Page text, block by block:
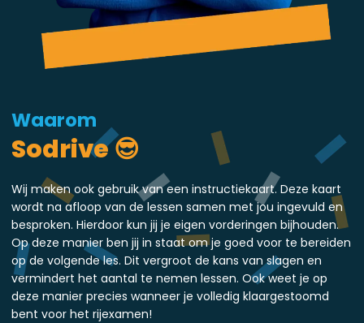
Waarom
Sodrive 😎
Wij maken ook gebruik van een instructiekaart. Deze kaart
wordt na afloop van de lessen samen met jou ingevuld en
besproken. Hierdoor kun jij je eigen vorderingen bijhouden.
Op deze manier ben jij in staat om je goed voor te bereiden
op de volgende les. Dit vergroot de kans van slagen en
vermindert het aantal te nemen lessen. Ook weet je op
deze manier precies wanneer je volledig klaargestoomd
bent voor het rijexamen!